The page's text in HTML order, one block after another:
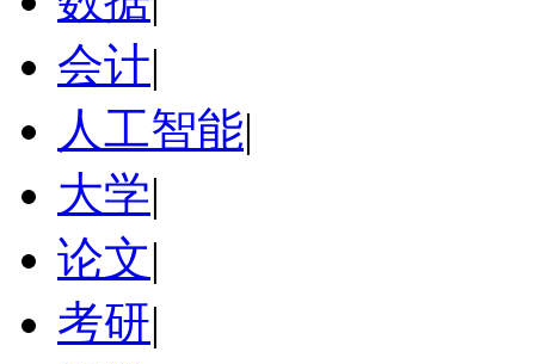
会计|
人工智能|
大学|
论文|
考研|